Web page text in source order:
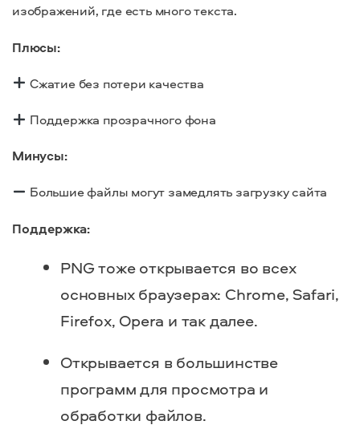
изображений, где есть много текста.
Плюсы:
Сжатие без потери качества
Поддержка прозрачного фона
Минусы:
Большие файлы могут замедлять загрузку сайта
Поддержка:
PNG тоже открывается во всех
основных браузерах: Chrome, Safari,
Firefox, Opera и так далее.
Открывается в большинстве
программ для просмотра и
обработки файлов.